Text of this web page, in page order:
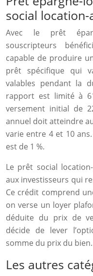
social location-
Avec le prêt
souscripteurs
capable de produire
prêt spécifique qui
valables pendant la
rapport est limité à
versement initial de
annuel doit atteindre
varie entre 4 et 10
est de 1 %.
Le prêt social
aux investisseurs qui
Ce crédit comprend
on verse un loyer
déduite du prix de
décide de lever
somme du prix du bien.
Les autres